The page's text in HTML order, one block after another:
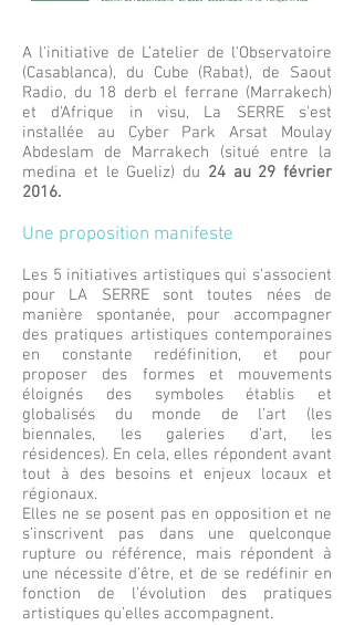
A l'initiative de L’atelier de l'Observatoire
(Casablanca), du Cube (Rabat), de Saout
Radio, du 18 derb el ferrane (Marrakech)
et d'Afrique in visu, La SERRE s'est
installée au Cyber Park Arsat Moulay
Abdeslam de Marrakech (situé entre la
medina et le Gueliz) du 24 au 29 février
2016.
Une proposition manifeste
Les 5 initiatives artistiques qui s’associent
pour LA SERRE sont toutes nées de
manière spontanée, pour accompagner
des pratiques artistiques contemporaines
en constante redéfinition, et pour
proposer des formes et mouvements
éloignés des symboles établis et
globalisés du monde de l’art (les
biennales, les galeries d’art, les
résidences). En cela, elles répondent avant
tout à des besoins et enjeux locaux et
régionaux.
Elles ne se posent pas en opposition et ne
s’inscrivent pas dans une quelconque
rupture ou référence, mais répondent à
une nécessite d’être, et de se redéfinir en
fonction de l’évolution des pratiques
artistiques qu’elles accompagnent.